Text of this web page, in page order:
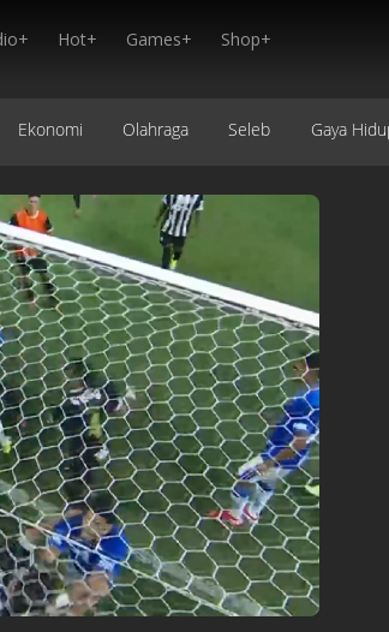
Hot+ Games+ Shop+
Ekonomi Olahraga Seleb Gaya